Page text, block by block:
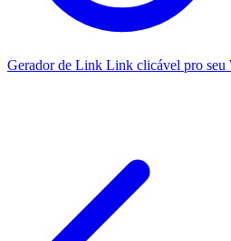
Gerador de Link Link clicável pro seu